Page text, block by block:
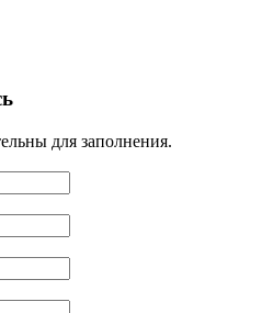
для заполнения.